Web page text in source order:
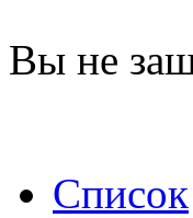
Вы не
Список